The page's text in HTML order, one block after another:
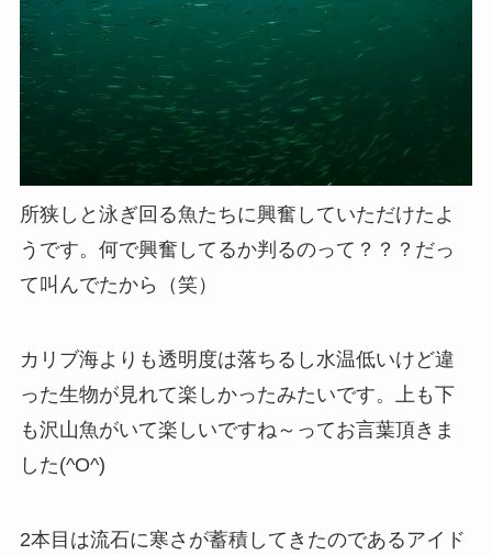
所狭しと泳ぎ回る魚たちに興奮していただけたよ
うです。何で興奮してるか判るのって？？？だっ
て叫んでたから（笑）
カリブ海よりも透明度は落ちるし水温低いけど違
った生物が見れて楽しかったみたいです。上も下
も沢山魚がいて楽しいですね～ってお言葉頂きま
した(^O^)
2本目は流石に寒さが蓄積してきたのであるアイド